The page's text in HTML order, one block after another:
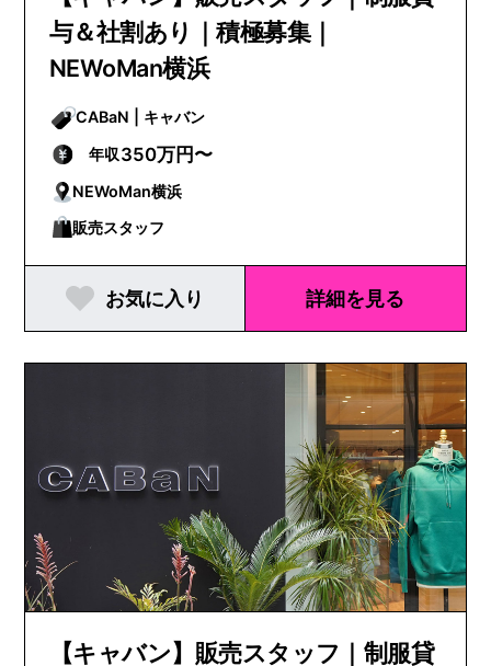
与＆社割あり｜積極募集｜
NEWoMan横浜
CABaN | キャバン
年収350万円〜
NEWoMan横浜
販売スタッフ
お気に入り 詳細を見る
【キャバン】販売スタッフ｜制服貸